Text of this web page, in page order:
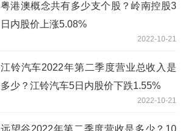
粤港澳概念共有多少支个股？岭南控股3
日内股价上涨5.08%
2022-10-21
江铃汽车2022年第二季度营业总收入是
多少？江铃汽车5日内股价下跌1.55%
2022-10-21